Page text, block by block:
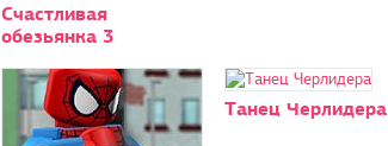
Счастливая
обезьянка 3
Танец Черлидера